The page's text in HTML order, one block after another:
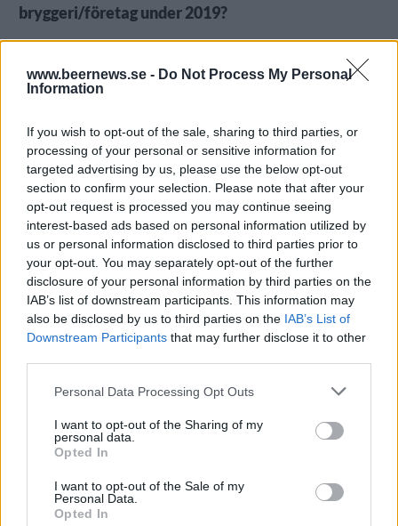
www.beernews.se - Do Not Process My Personal
Information
If you wish to opt-out of the sale, sharing to third parties, or
processing of your personal or sensitive information for
targeted advertising by us, please use the below opt-out
section to confirm your selection. Please note that after your
opt-out request is processed you may continue seeing
interest-based ads based on personal information utilized by
us or personal information disclosed to third parties prior to
your opt-out. You may separately opt-out of the further
disclosure of your personal information by third parties on the
IAB’s list of downstream participants. This information may
also be disclosed by us to third parties on the IAB’s List of
Downstream Participants that may further disclose it to other
Personal Data Processing Opt Outs
I want to opt-out of the Sharing of my
personal data.
Opted In
I want to opt-out of the Sale of my
Personal Data.
Opted In
bryggeri/företag under 2019?
– Flytten av vårt bryggeri i Falkenberg samt
2. Vad blir era största satsningar eller förändringar
– The Zoo går från taproom till restaurang med
fullständiga rättigheter.